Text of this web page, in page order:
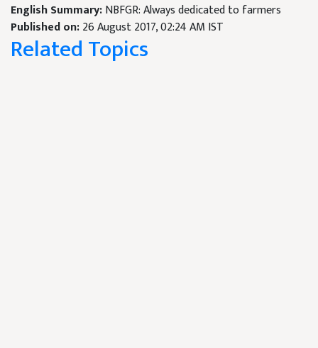
English Summary:NBFGR: Always dedicated to farmers
Published on:26 August 2017, 02:24 AM IST
Related Topics